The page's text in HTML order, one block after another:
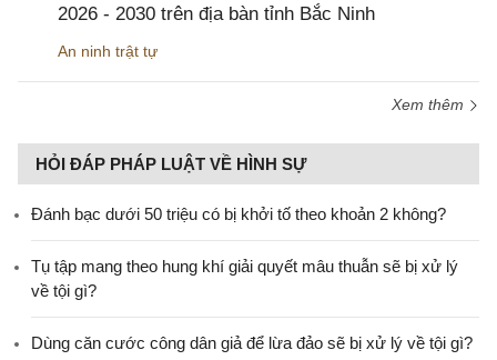
2026 - 2030 trên địa bàn tỉnh Bắc Ninh
An ninh trật tự
Xem thêm
HỎI ĐÁP PHÁP LUẬT VỀ HÌNH SỰ
Đánh bạc dưới 50 triệu có bị khởi tố theo khoản 2 không?
Tụ tập mang theo hung khí giải quyết mâu thuẫn sẽ bị xử lý
về tội gì?
Dùng căn cước công dân giả để lừa đảo sẽ bị xử lý về tội gì?